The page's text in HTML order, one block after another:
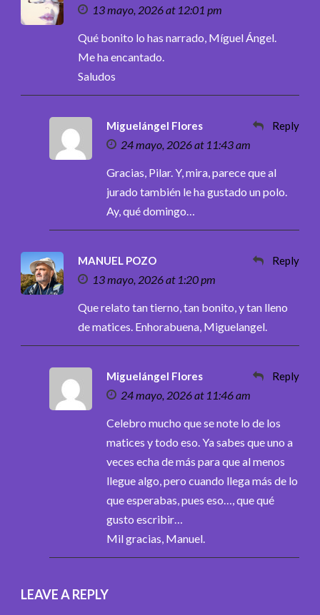
13 mayo, 2026 at 12:01 pm
Qué bonito lo has narrado, Míguel Ángel.
Me ha encantado.
Saludos
Miguelángel Flores
24 mayo, 2026 at 11:43 am
Reply
Gracias, Pilar. Y, mira, parece que al
jurado también le ha gustado un polo.
Ay, qué domingo…
MANUEL POZO
13 mayo, 2026 at 1:20 pm
Reply
Que relato tan tierno, tan bonito, y tan lleno
de matices. Enhorabuena, Miguelangel.
Miguelángel Flores
24 mayo, 2026 at 11:46 am
Reply
Celebro mucho que se note lo de los
matices y todo eso. Ya sabes que uno a
veces echa de más para que al menos
llegue algo, pero cuando llega más de lo
que esperabas, pues eso…, que qué
gusto escribir…
Mil gracias, Manuel.
LEAVE A REPLY